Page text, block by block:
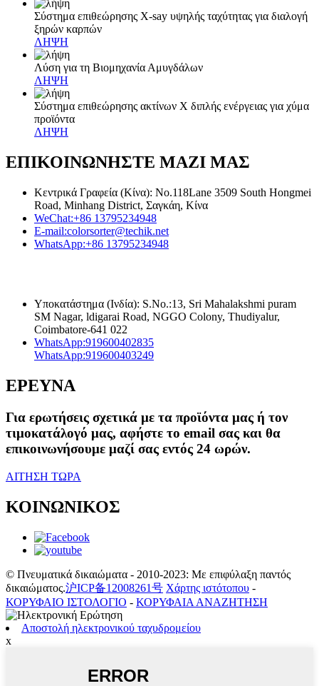
Σύστημα επιθεώρησης X-say υψηλής ταχύτητας για διαλογή
ξηρών καρπών
ΛΗΨΗ
Λύση για τη Βιομηχανία Αμυγδάλων
ΛΗΨΗ
Σύστημα επιθεώρησης ακτίνων Χ διπλής ενέργειας για χύμα
προϊόντα
ΛΗΨΗ
ΕΠΙΚΟΙΝΩΝΗΣΤΕ ΜΑΖΙ ΜΑΣ
Κεντρικά Γραφεία (Κίνα): No.118Lane 3509 South Hongmei
Road, Minhang District, Σαγκάη, Κίνα
WeChat:+86 13795234948
E-mail:colorsorter@techik.net
WhatsApp:+86 13795234948
Υποκατάστημα (Ινδία): S.No.:13, Sri Mahalakshmi puram
SM Nagar, ldigarai Road, NGGO Colony, Thudiyalur,
Coimbatore-641 022
WhatsApp:919600402835
WhatsApp:919600403249
ΕΡΕΥΝΑ
Για ερωτήσεις σχετικά με τα προϊόντα μας ή τον
τιμοκατάλογό μας, αφήστε το email σας και θα
επικοινωνήσουμε μαζί σας εντός 24 ωρών.
ΑΙΤΗΣΗ ΤΩΡΑ
ΚΟΙΝΩΝΙΚΟΣ
© Πνευματικά δικαιώματα - 2010-2023: Με επιφύλαξη παντός
δικαιώματος.沪ICP备12008261号 Χάρτης ιστότοπου -
ΚΟΡΥΦΑΙΟ ΙΣΤΟΛΟΓΙΟ - ΚΟΡΥΦΑΙΑ ΑΝΑΖΗΤΗΣΗ
Αποστολή ηλεκτρονικού ταχυδρομείου
x